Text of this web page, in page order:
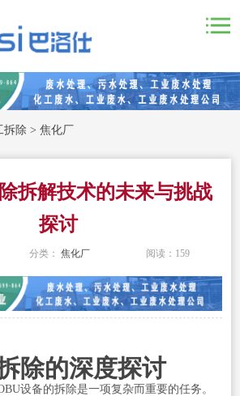
拆除 >焦化厂
拆解技术的未来与挑战
探讨
分类：焦化厂 阅读： 159
除的深度探讨
设备的拆除是一项复杂而重要的任务。